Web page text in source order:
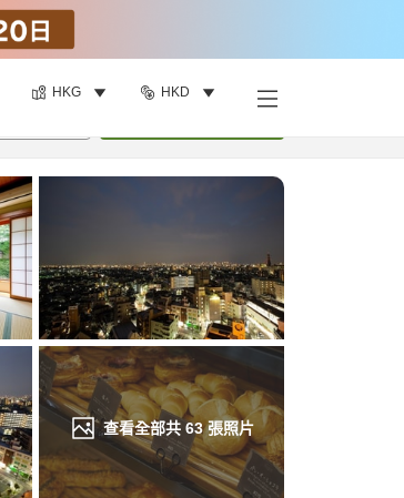
HKG HKD
查看全部共 63張照片